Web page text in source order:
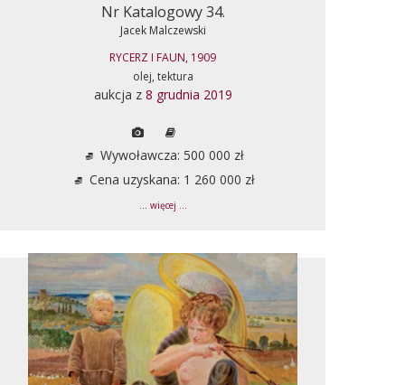
Nr Katalogowy 34.
Jacek Malczewski
RYCERZ I FAUN, 1909
olej, tektura
aukcja z 8 grudnia 2019
Wywoławcza: 500 000 zł
Cena uzyskana: 1 260 000 zł
... więcej ...